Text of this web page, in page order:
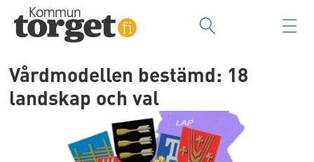
Vårdmodellen bestämd: 18
landskap och val